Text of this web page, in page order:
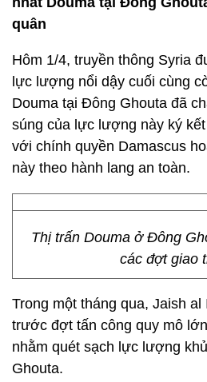
quân
Hôm 1/4, truyền thông Syria
lực lượng nổi dậy cuối cùng
Douma tại Đông Ghouta đã
súng của lực lượng này ký
với chính quyền Damascus
này theo hành lang an toàn.
Thị trấn Douma ở Đông
các đợt giao
Trong một tháng qua, Jaish
trước đợt tấn công quy mô
nhằm quét sạch lực lượng
Ghouta.